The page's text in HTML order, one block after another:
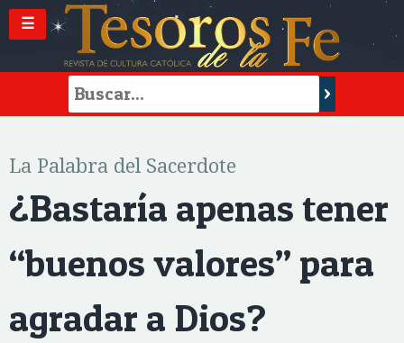
☰
La Palabra del Sacerdote
¿Bastaría apenas tener
“buenos valores” para
agradar a Dios?